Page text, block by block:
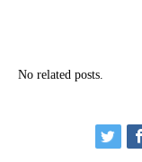
No related posts.